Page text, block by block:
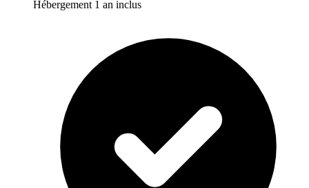
Hébergement 1 an inclus